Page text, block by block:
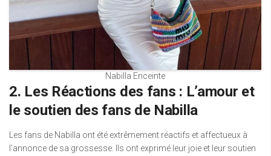
Nabilla Enceinte
2. Les Réactions des fans : L’amour et
le soutien des fans de Nabilla
Les fans de Nabilla ont été extrêmement réactifs et affectueux à
l’annonce de sa grossesse. Ils ont exprimé leur joie et leur soutien